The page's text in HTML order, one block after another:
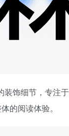
饰细节，专注
的阅读体验。